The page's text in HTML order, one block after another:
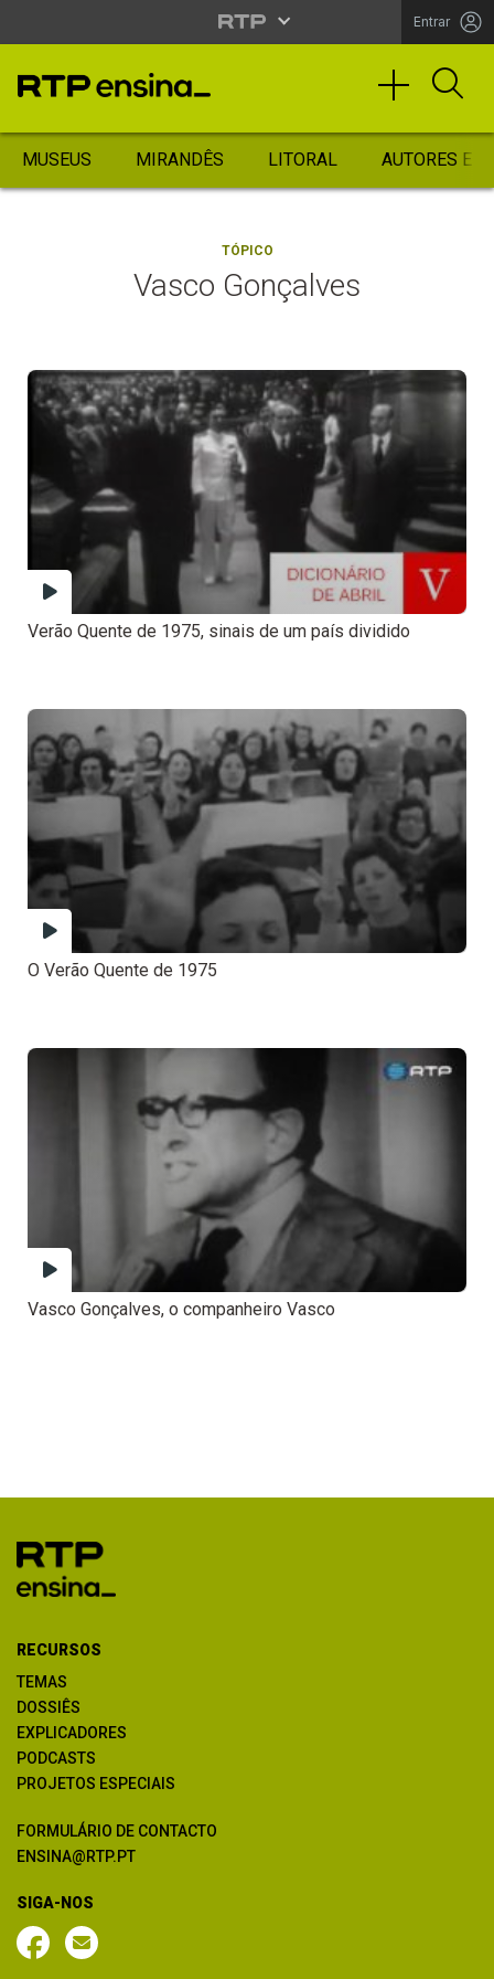
Entrar
MUSEUS MIRANDÊS LITORAL AUTORES
TÓPICO
Vasco Gonçalves
Verão Quente de 1975, sinais de um país dividido
O Verão Quente de 1975
Vasco Gonçalves, o companheiro Vasco
RECURSOS
TEMAS
DOSSIÊS
EXPLICADORES
PODCASTS
PROJETOS ESPECIAIS
FORMULÁRIO DE CONTACTO
ENSINA@RTP.PT
SIGA-NOS